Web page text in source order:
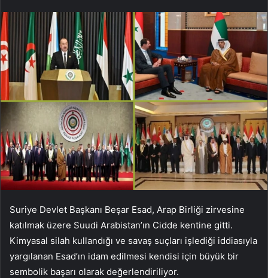
Suriye Devlet Başkanı Beşar Esad, Arap Birliği zirvesine
katılmak üzere Suudi Arabistan’ın Cidde kentine gitti.
Kimyasal silah kullandığı ve savaş suçları işlediği iddiasıyla
yargılanan Esad’ın idam edilmesi kendisi için büyük bir
sembolik başarı olarak değerlendiriliyor.